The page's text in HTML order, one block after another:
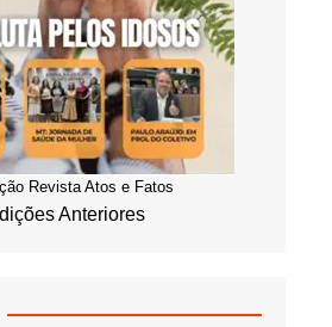
Revista Atos e Fatos
Anteriores